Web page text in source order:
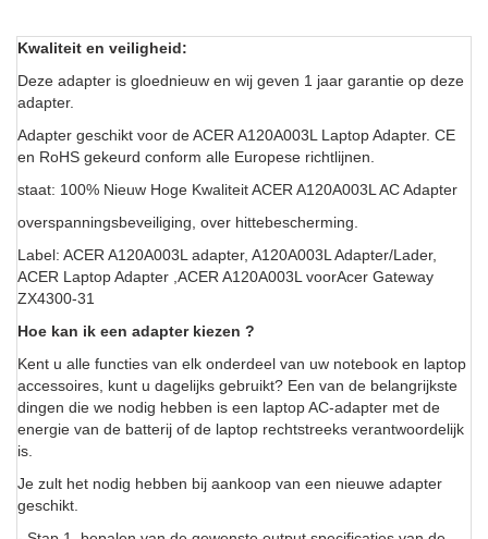
Kwaliteit en veiligheid:
Deze adapter is gloednieuw en wij geven 1 jaar garantie op deze
adapter.
Adapter geschikt voor de ACER A120A003L Laptop Adapter. CE
en RoHS gekeurd conform alle Europese richtlijnen.
staat: 100% Nieuw Hoge Kwaliteit ACER A120A003L AC Adapter
overspanningsbeveiliging, over hittebescherming.
Label: ACER A120A003L adapter, A120A003L Adapter/Lader,
ACER Laptop Adapter ,ACER A120A003L voorAcer Gateway
ZX4300-31
Hoe kan ik een adapter kiezen ?
Kent u alle functies van elk onderdeel van uw notebook en laptop
accessoires, kunt u dagelijks gebruikt? Een van de belangrijkste
dingen die we nodig hebben is een laptop AC-adapter met de
energie van de batterij of de laptop rechtstreeks verantwoordelijk
is.
Je zult het nodig hebben bij aankoop van een nieuwe adapter
geschikt.